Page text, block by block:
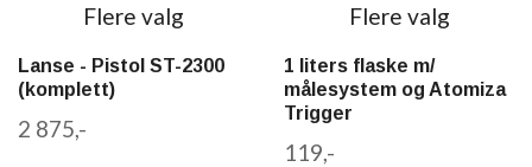
Flere valg
Lanse - Pistol ST-2300
(komplett)
2 875,-
Flere valg
1 liters flaske m/
målesystem og Atomiza
Trigger
119,-